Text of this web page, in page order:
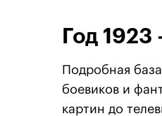
Год
Подробная
боевиков и
картин до